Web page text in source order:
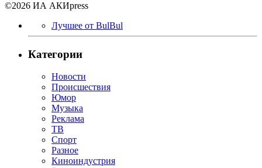
©2026 ИА АКИpress
Лучшее от BulBul
Категории
Новости
Происшествия
Юмор
Музыка
Реклама
ТВ
Спорт
Разное
Киноиндустрия